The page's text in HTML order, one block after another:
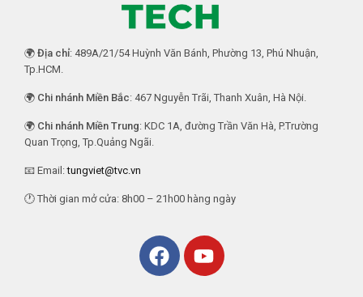
🌍 Địa chỉ: 489A/21/54 Huỳnh Văn Bánh, Phường 13, Phú Nhuận,
Tp.HCM.
🌍 Chi nhánh Miền Bắc: 467 Nguyễn Trãi, Thanh Xuân, Hà Nội.
🌍 Chi nhánh Miền Trung: KDC 1A, đường Trần Văn Hà, P.Trường
Quan Trọng, Tp.Quảng Ngãi.
📧 Email:tungviet@tvc.vn
🕐 Thời gian mở cửa: 8h00 – 21h00 hàng ngày